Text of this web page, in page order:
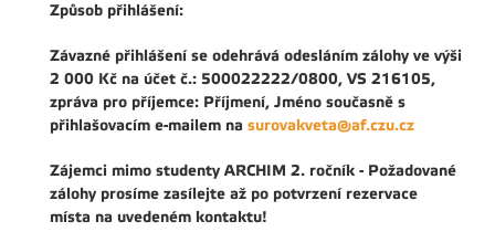
Způsob přihlášení:
Závazné přihlášení se odehrává odesláním zálohy ve výši
2 000 Kč na účet č.: 500022222/0800, VS 216105,
zpráva pro příjemce: Příjmení, Jméno současně s
přihlašovacím e-mailem na surovakveta@af.czu.cz
Zájemci mimo studenty ARCHIM 2. ročník - Požadované
zálohy prosíme zasílejte až po potvrzení rezervace
místa na uvedeném kontaktu!